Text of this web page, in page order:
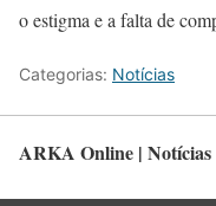
o estigma e a falta de
Categorias: Notícias
ARKA Online | Notícias